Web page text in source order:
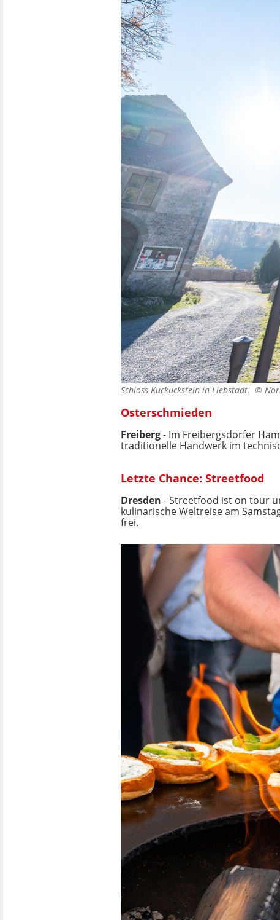
Schloss Kuckuckstein in Liebstadt. ©
Osterschmieden
Freiberg- Im Freibergsdorfer
traditionelle Handwerk im
Letzte Chance: Streetfood
Dresden - Streetfood ist on tour
kulinarische Weltreise am
frei.